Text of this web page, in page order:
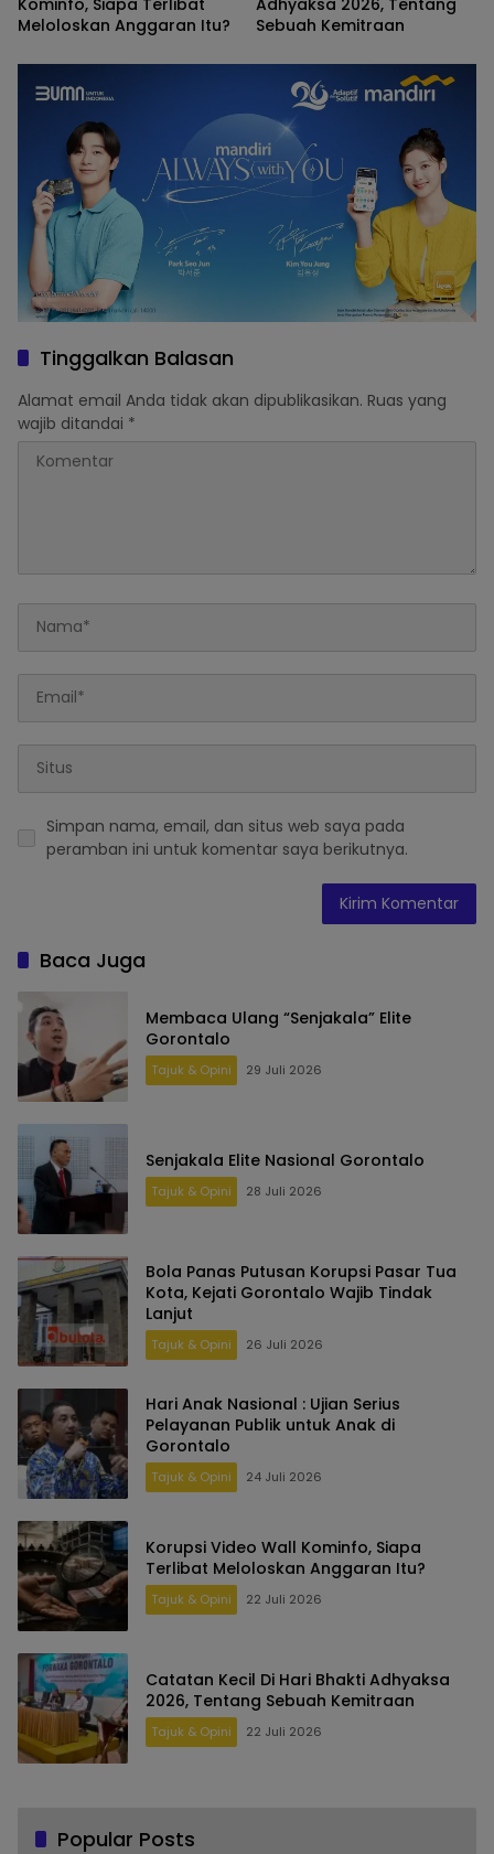
Meloloskan Anggaran Itu?
Sebuah Kemitraan
Tinggalkan Balasan
Alamat email Anda tidak akan dipublikasikan. Ruas yang
wajib ditandai *
Simpan nama, email, dan situs web saya pada
peramban ini untuk komentar saya berikutnya.
Baca Juga
Membaca Ulang “Senjakala” Elite
Gorontalo
Tajuk & Opini 29 Juli 2026
Senjakala Elite Nasional Gorontalo
Tajuk & Opini 28 Juli 2026
Bola Panas Putusan Korupsi Pasar Tua
Kota, Kejati Gorontalo Wajib Tindak
Lanjut
Tajuk & Opini 26 Juli 2026
Hari Anak Nasional : Ujian Serius
Pelayanan Publik untuk Anak di
Gorontalo
Tajuk & Opini 24 Juli 2026
Korupsi Video Wall Kominfo, Siapa
Terlibat Meloloskan Anggaran Itu?
Tajuk & Opini 22 Juli 2026
Catatan Kecil Di Hari Bhakti Adhyaksa
2026, Tentang Sebuah Kemitraan
Tajuk & Opini 22 Juli 2026
Popular Posts